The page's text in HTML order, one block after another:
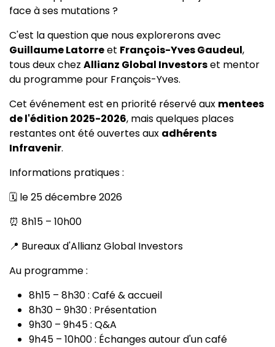
face à ses mutations ?
C'est la question que nous explorerons avec
Guillaume Latorreet François-Yves Gaudeul,
tous deux chez Allianz Global Investorset mentor
du programme pour François-Yves.
Cet événement est en priorité réservé aux mentees
de l'édition 2025-2026, mais quelques places
restantes ont été ouvertes aux adhérents
Infravenir.
Informations pratiques :
🗓 le 25 décembre 2026
⏰ 8h15 – 10h00
📍 Bureaux d'Allianz Global Investors
Au programme :
8h15 – 8h30 : Café & accueil
8h30 – 9h30 : Présentation
9h30 – 9h45 : Q&A
9h45 – 10h00 : Échanges autour d'un café